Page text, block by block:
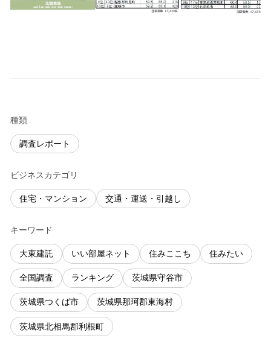
種類
調査レポート
ビジネスカテゴリ
住宅・マンション 交通・運送・引越し
キーワード
大東建託 いい部屋ネット 住みここち 住みたい
全国調査 ランキング 茨城県守谷市
茨城県つくば市 茨城県那珂郡東海村
茨城県北相馬郡利根町